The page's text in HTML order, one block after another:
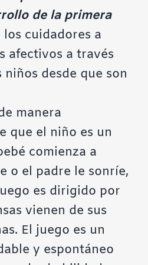
de la primera
cuidadores a
afectivos a través
desde que son
manera
que el niño es un
comienza a
o el padre le sonríe,
es dirigido por
vienen de sus
El juego es un
y espontáneo